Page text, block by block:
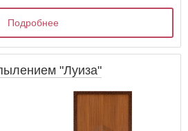
Подробнее
"Луиза"